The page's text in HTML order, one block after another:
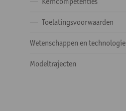
Toelatingsvoorwaarden
Wetenschappen en technologie
Modeltrajecten